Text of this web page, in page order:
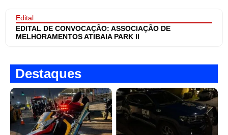
Edital
EDITAL DE CONVOCAÇÃO: ASSOCIAÇÃO DE
MELHORAMENTOS ATIBAIA PARK II
Destaques